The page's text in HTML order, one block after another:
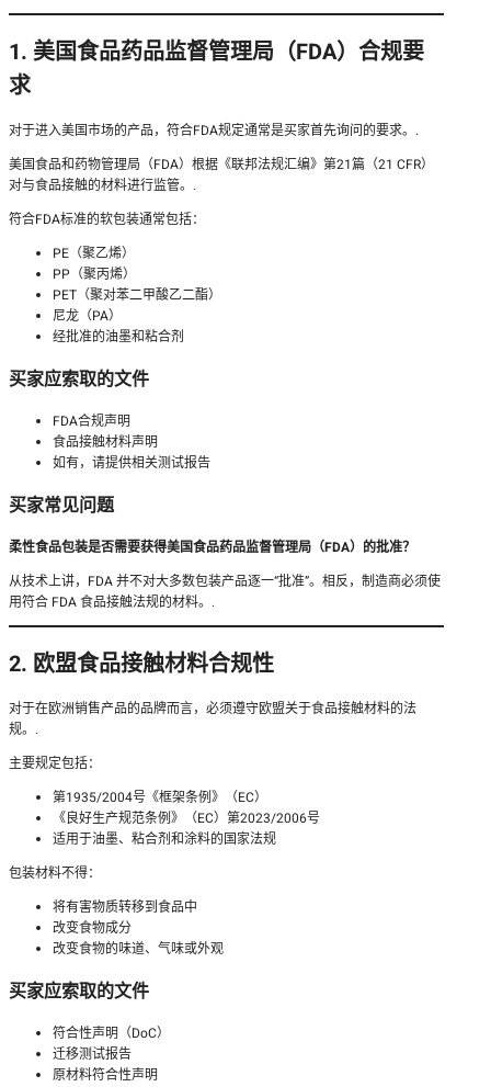
1. 美国食品药品监督管理局（FDA）合规要
求
对于进入美国市场的产品，符合FDA规定通常是买家首先询问的要求。.
美国食品和药物管理局（FDA）根据《联邦法规汇编》第21篇（21 CFR）
对与食品接触的材料进行监管。.
符合FDA标准的软包装通常包括：
PE（聚乙烯）
PP（聚丙烯）
PET（聚对苯二甲酸乙二酯）
尼龙（PA）
经批准的油墨和粘合剂
买家应索取的文件
FDA合规声明
食品接触材料声明
如有，请提供相关测试报告
买家常见问题
柔性食品包装是否需要获得美国食品药品监督管理局（FDA）的批准？
从技术上讲，FDA 并不对大多数包装产品逐一“批准”。相反，制造商必须使
用符合 FDA 食品接触法规的材料。.
2. 欧盟食品接触材料合规性
对于在欧洲销售产品的品牌而言，必须遵守欧盟关于食品接触材料的法
规。.
主要规定包括：
第1935/2004号《框架条例》（EC）
《良好生产规范条例》（EC）第2023/2006号
适用于油墨、粘合剂和涂料的国家法规
包装材料不得：
将有害物质转移到食品中
改变食物成分
改变食物的味道、气味或外观
买家应索取的文件
符合性声明（DoC）
迁移测试报告
原材料符合性声明